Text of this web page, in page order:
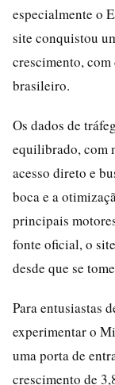
especialmente o
site conquistou
crescimento,
brasileiro.
Os dados de
equilibrado, com
acesso direto e
boca e a
principais
fonte oficial, o
desde que se
Para entusiastas
experimentar o
uma porta de
crescimento de